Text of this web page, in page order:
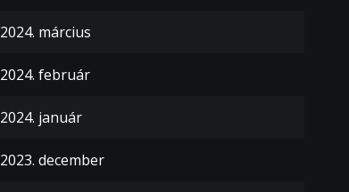
2024. március
2024. február
2024. január
2023. december